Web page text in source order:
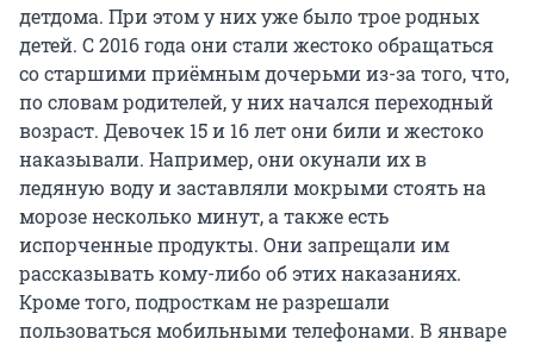
детдома. При этом у них уже было трое родных
детей. С 2016 года они стали жестоко обращаться
со старшими приёмным дочерьми из-за того, что,
по словам родителей, у них начался переходный
возраст. Девочек 15 и 16 лет они били и жестоко
наказывали. Например, они окунали их в
ледяную воду и заставляли мокрыми стоять на
морозе несколько минут, а также есть
испорченные продукты. Они запрещали им
рассказывать кому-либо об этих наказаниях.
Кроме того, подросткам не разрешали
пользоваться мобильными телефонами. В январе